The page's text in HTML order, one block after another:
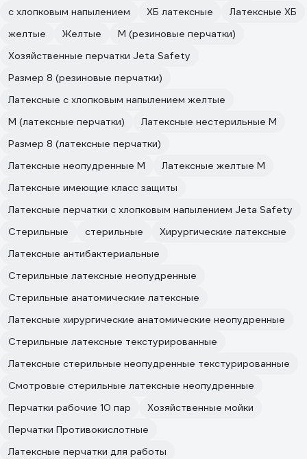
с хлопковым напылением
ХБ латексные
Латексные ХБ
желтые
Желтые
M (резиновые перчатки)
Хозяйственные перчатки Jeta Safety
Размер 8 (резиновые перчатки)
Латексные с хлопковым напылением желтые
M (латексные перчатки)
Латексные нестерильные M
Размер 8 (латексные перчатки)
Латексные неопудренные M
Латексные желтые M
Латексные имеющие класс защиты
Латексные перчатки с хлопковым напылением Jeta Safety
Стерильные
стерильные
Хирургические латексные
Латексные антибактериальные
Стерильные латексные неопудренные
Стерильные анатомические латексные
Латексные хирургические анатомические неопудренные
Стерильные латексные текстурированные
Латексные стерильные неопудренные текстурированные
Смотровые стерильные латексные неопудренные
Перчатки рабочие 10 пар
Хозяйственные мойки
Перчатки Противокислотные
Латексные перчатки для работы